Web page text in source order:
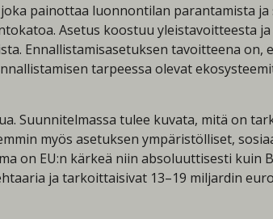
painottaa luonnontilan parantamista ja
Asetus koostuu yleistavoitteesta
Ennallistamisasetuksen tavoitteena on,
tarpeessa olevat
Suunnitelmassa tulee kuvata, mitä on
myös asetuksen ympäristölliset,
on EU:n kärkeä niin absoluuttisesti kuin
ja tarkoittaisivat 13–19 miljardin